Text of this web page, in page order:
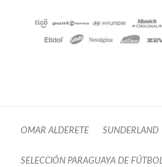
OMAR ALDERETE SUNDERLAND
SELECCIÓN PARAGUAYA DE FÚTBOL